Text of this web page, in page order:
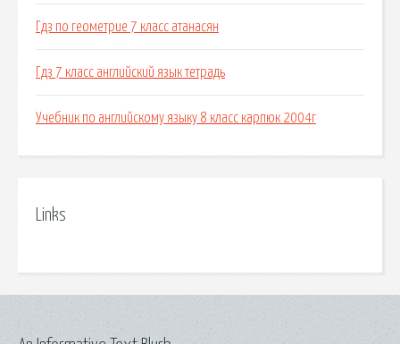
Гдз по геометрие 7 класс атанасян
Гдз 7 класс английский язык тетрадь
Учебник по английскому языку 8 класс карпюк 2004г
Links